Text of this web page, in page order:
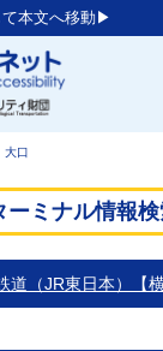
て本文へ移動▶︎
大口
ーミナル情報
道（JR東日本）【横